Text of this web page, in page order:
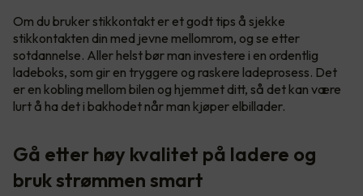
Om du bruker stikkontakt er et godt tips å sjekke
stikkontakten din med jevne mellomrom, og se etter
sotdannelse. Aller helst bør man investere i en ordentlig
ladeboks, som gir en tryggere og raskere ladeprosess. Det
er en kobling mellom bilen og hjemmet ditt, så det kan være
lurt å ha det i bakhodet når man kjøper elbillader.
Gå etter høy kvalitet på ladere og
bruk strømmen smart